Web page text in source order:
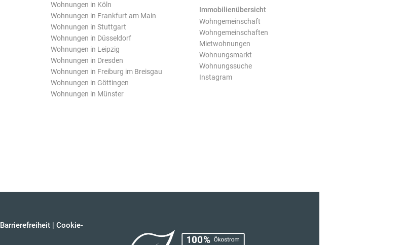
Wohnungen in Köln
Wohnungen in Frankfurt am Main
Wohnungen in Stuttgart
Wohnungen in Düsseldorf
Wohnungen in Leipzig
Wohnungen in Dresden
Wohnungen in Freiburg im Breisgau
Wohnungen in Göttingen
Wohnungen in Münster
Immobilienübersicht
Wohngemeinschaft
Wohngemeinschaften
Mietwohnungen
Wohnungsmarkt
Wohnungssuche
Instagram
Barrierefreiheit | Cookie-